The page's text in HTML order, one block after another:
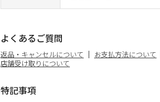
よくあるご質問
返品・キャンセルについて お支払方法について
店舗受け取りについて
特記事項